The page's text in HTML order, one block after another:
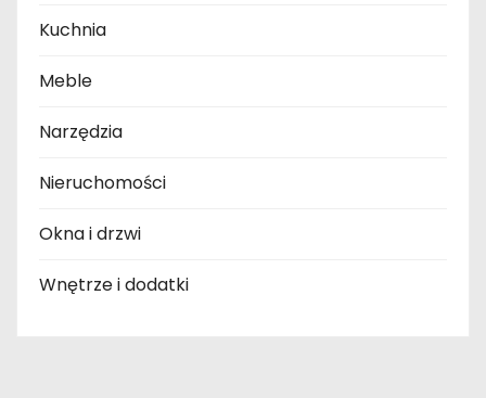
Kuchnia
Meble
Narzędzia
Nieruchomości
Okna i drzwi
Wnętrze i dodatki